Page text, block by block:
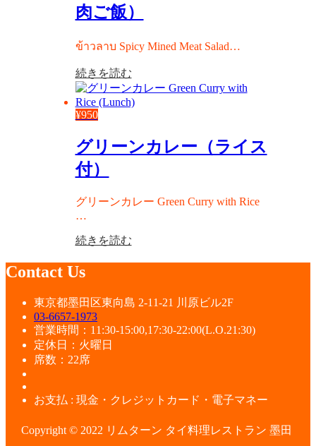
肉ご飯）
ข้าวลาบ Spicy Mined Meat Salad…
続きを読む
¥950
グリーンカレー（ライス
付）
グリーンカレー Green Curry with Rice
…
続きを読む
Contact Us
東京都墨田区東向島 2-11-21 川原ビル2F
03-6657-1973
営業時間：11:30-15:00,17:30-22:00(L.O.21:30)
定休日：火曜日
席数：22席
お支払 : 現金・クレジットカード・電子マネー
Copyright © 2022 リムターン タイ料理レストラン 墨田